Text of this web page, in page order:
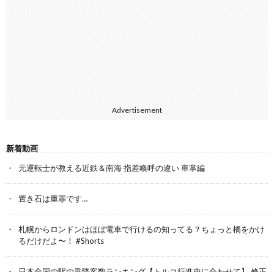
Advertisement
新着動画
元運転士が教える近鉄＆南海 指差喚呼の違い 車掌編
置き石は重罪です…
札幌からロンドンはほぼ電車で行けるの知ってる？ちょっと橋をかけ
るだけだよ〜！ #Shorts